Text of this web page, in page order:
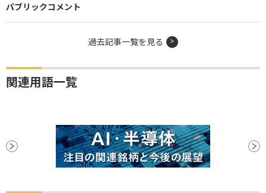
パブリックコメント
過去記事一覧を見る
関連用語一覧